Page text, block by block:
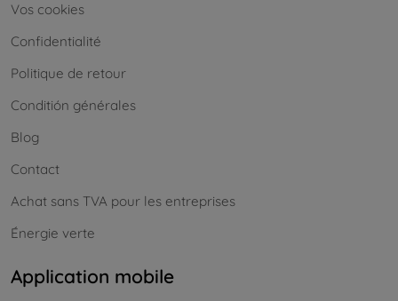
Vos cookies
Confidentialité
Politique de retour
Conditión générales
Blog
Contact
Achat sans TVA pour les entreprises
Énergie verte
Application mobile